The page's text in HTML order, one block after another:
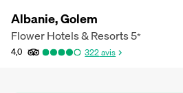
Albanie, Golem
Flower Hotels & Resorts5*
4,0 322avis